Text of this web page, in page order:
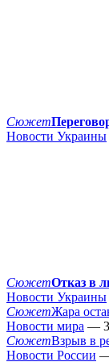
Сюжет
Новости Украины
СюжетОтказ в
Новости Украины
СюжетЖара
Новости мира — 3
СюжетВзрыв в
Новости России —